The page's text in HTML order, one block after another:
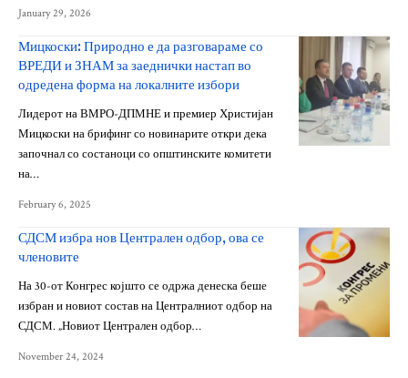
January 29, 2026
Мицкоски: Природно е да разговараме со
ВРЕДИ и ЗНАМ за заеднички настап во
одредена форма на локалните избори
Лидерот на ВМРО-ДПМНЕ и премиер Христијан
Мицкоски на брифинг со новинарите откри дека
започнал со состаноци со општинските комитети
на…
February 6, 2025
СДСМ избра нов Централен одбор, ова се
членовите
На 30-от Конгрес којшто се одржа денеска беше
избран и новиот состав на Централниот одбор на
СДСМ. „Новиот Централен одбор…
November 24, 2024